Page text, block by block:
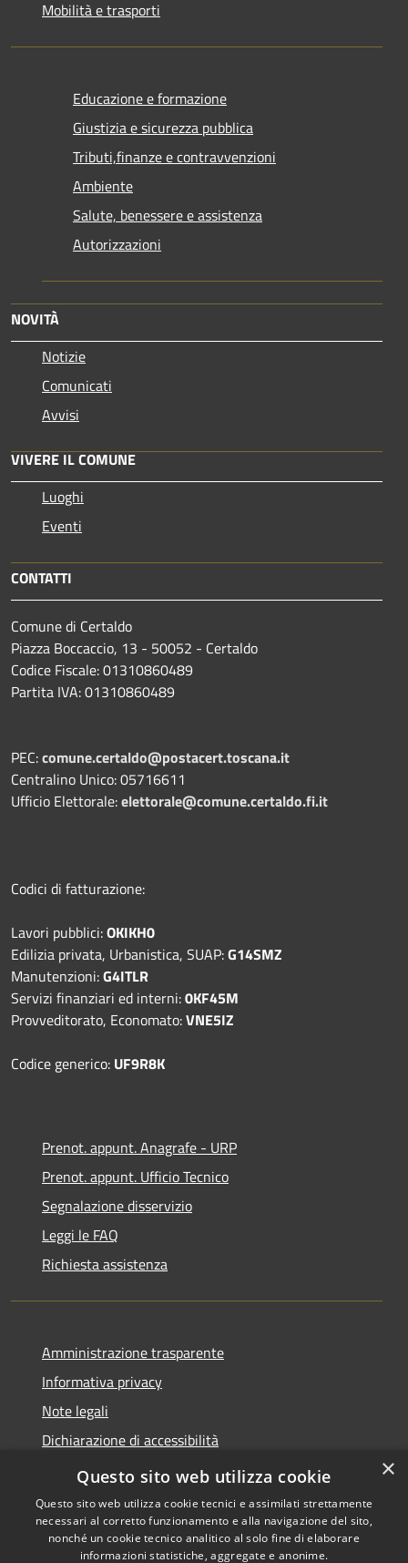
Mobilità e trasporti
Educazione e formazione
Giustizia e sicurezza pubblica
Tributi,finanze e contravvenzioni
Ambiente
Salute, benessere e assistenza
Autorizzazioni
NOVITÀ
Notizie
Comunicati
Avvisi
VIVERE IL COMUNE
Luoghi
Eventi
CONTATTI
Comune di Certaldo
Piazza Boccaccio, 13 - 50052 - Certaldo
Codice Fiscale: 01310860489
Partita IVA: 01310860489
PEC:comune.certaldo@postacert.toscana.it
Centralino Unico: 05716611
Ufficio Elettorale:elettorale@comune.certaldo.fi.it
Codici di fatturazione:
Lavori pubblici:OKIKH0
Edilizia privata, Urbanistica, SUAP:G14SMZ
Manutenzioni:G4ITLR
Servizi finanziari ed interni:0KF45M
Provveditorato, Economato:VNE5IZ
Codice generico: UF9R8K
Prenot. appunt. Anagrafe - URP
Prenot. appunt. Ufficio Tecnico
Segnalazione disservizio
Leggi le FAQ
Richiesta assistenza
Amministrazione trasparente
Informativa privacy
Note legali
Dichiarazione di accessibilità
Whistleblowing
×
Questo sito web utilizza cookie
Questo sito web utilizza cookie tecnici e assimilati strettamente
necessari al corretto funzionamento e alla navigazione del sito,
nonché un cookie tecnico analitico al solo fine di elaborare
informazioni statistiche, aggregate e anonime.